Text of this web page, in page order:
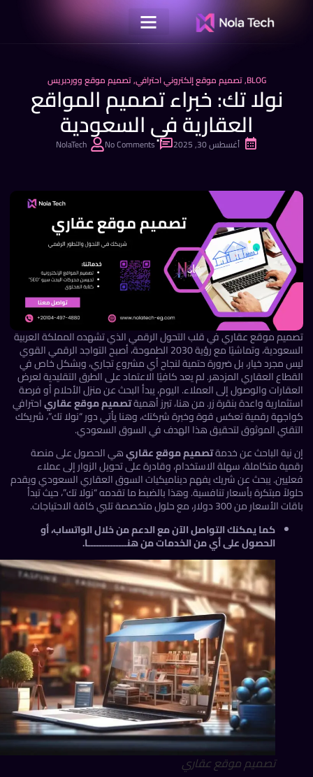
BLOG
,تصميم موقع إلكتروني احترافي,تصميم موقع ووردبريس
نولا تك: خبراء تصميم المواقع
العقارية في السعودية
أغسطس 30, 2025 No Comments
NolaTech
موقع عقاري في قلب التحول الرقمي الذي تشهده المملكة العربية
السعودية، وتماشيًا مع رؤية 2030 الطموحة، أصبح التواجد الرقمي القوي
مجرد خيار، بل ضرورة حتمية لنجاح أي مشروع تجاري، وبشكل خاص في
العقاري المزدهر. لم يعد كافيًا الاعتماد على الطرق التقليدية لعرض
والوصول إلى العملاء. اليوم، يبدأ البحث عن منزل الأحلام أو فرصة
واعدة بنقرة زر. من هنا، تبرز أهميةتصميم موقع عقارياحترافي
رقمية تعكس قوة وخبرة شركتك، وهنا يأتي دور “نولا تك”، شريكك
الموثوق لتحقيق هذا الهدف في السوق السعودي.
نية الباحث عن خدمةتصميم موقع عقاريهي الحصول على منصة
متكاملة، سهلة الاستخدام، وقادرة على تحويل الزوار إلى عملاء
يبحث عن شريك يفهم ديناميكيات السوق العقاري السعودي ويقدم
مبتكرة بأسعار تنافسية. وهذا بالضبط ما تقدمه “نولا تك”، حيث تبدأ
من 300 دولار، مع حلول متخصصة تلبي كافة الاحتياجات.
كما يمكنك التواصل الآن معالدعممن خلالالواتساب، أو
الحصول على أي منالخدماتمنهنــــــــــــــا.
تصميم موقع عقاري